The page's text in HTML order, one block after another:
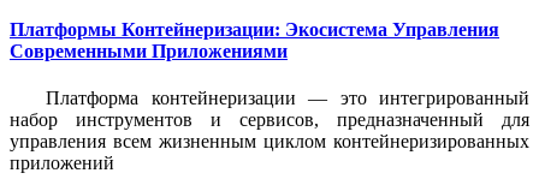
Платформы Контейнеризации: Экосистема Управления
Современными Приложениями
Платформа контейнеризации — это интегрированный
набор инструментов и сервисов, предназначенный для
управления всем жизненным циклом контейнеризированных
приложений